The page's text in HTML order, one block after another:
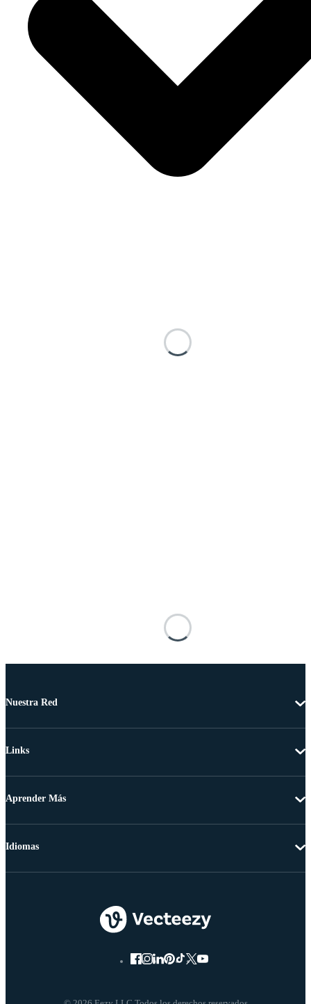
Nuestra Red
Links
Aprender Más
Idiomas